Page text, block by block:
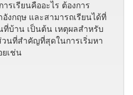
รเรียนคืออะไร ต้องการ
งกฤษ และสามารถเรียนได้ที่
ที่บ้าน เป็นต้น เหตุผลสำหรับ
วนที่สำคัญที่สุดในการเริ่มหา
เช่น